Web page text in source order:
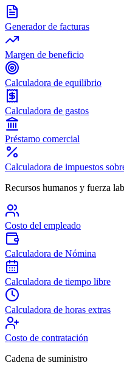
Generador de facturas
Margen de beneficio
Calculadora de equilibrio
Calculadora de gastos
Préstamo comercial
Calculadora de impuestos
Recursos humanos y fuerza
Costo del empleado
Calculadora de Nómina
Calculadora de tiempo libre
Calculadora de horas extras
Costo de contratación
Cadena de suministro